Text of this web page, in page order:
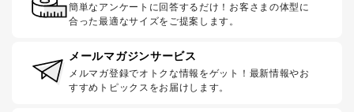
簡単なアンケートに回答するだけ！お客さまの体型に
合った最適なサイズをご提案します。
メールマガジンサービス
メルマガ登録でオトクな情報をゲット！最新情報やお
すすめトピックスをお届けします。